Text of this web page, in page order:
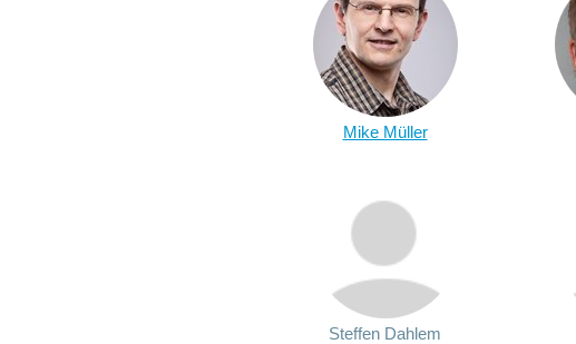
Mike Müller
Steffen Dahlem